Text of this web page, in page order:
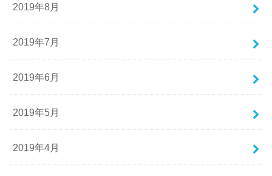
2019年8月
2019年7月
2019年6月
2019年5月
2019年4月